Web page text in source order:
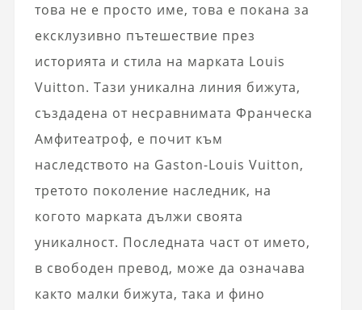
това не е просто име, това е покана за
ексклузивно пътешествие през
историята и стила на марката Louis
Vuitton. Тази уникална линия бижута,
създадена от несравнимата Франческа
Амфитеатроф, е почит към
наследството на Gaston-Louis Vuitton,
третото поколение наследник, на
когото марката дължи своята
уникалност. Последната част от името,
в свободен превод, може да означава
както малки бижута, така и фино